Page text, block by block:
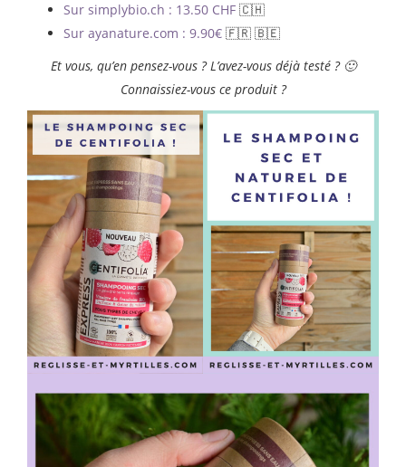
Sur simplybio.ch : 13.50 CHF 🇨🇭
Sur ayanature.com : 9.90€ 🇫🇷 🇧🇪
Et vous, qu’en pensez-vous ? L’avez-vous déjà testé ? 🙂
Connaissiez-vous ce produit ?